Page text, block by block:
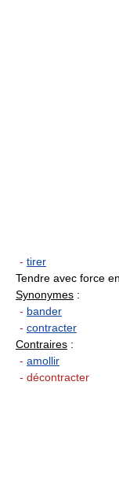
- tirer
Tendre avec force
Synonymes :
- bander
- contracter
Contraires :
- amollir
- décontracter